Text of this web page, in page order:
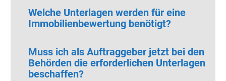
Welche Unterlagen werden für eine
Immobilienbewertung benötigt?
Muss ich als Auftraggeber jetzt bei den
Behörden die erforderlichen Unterlagen
beschaffen?